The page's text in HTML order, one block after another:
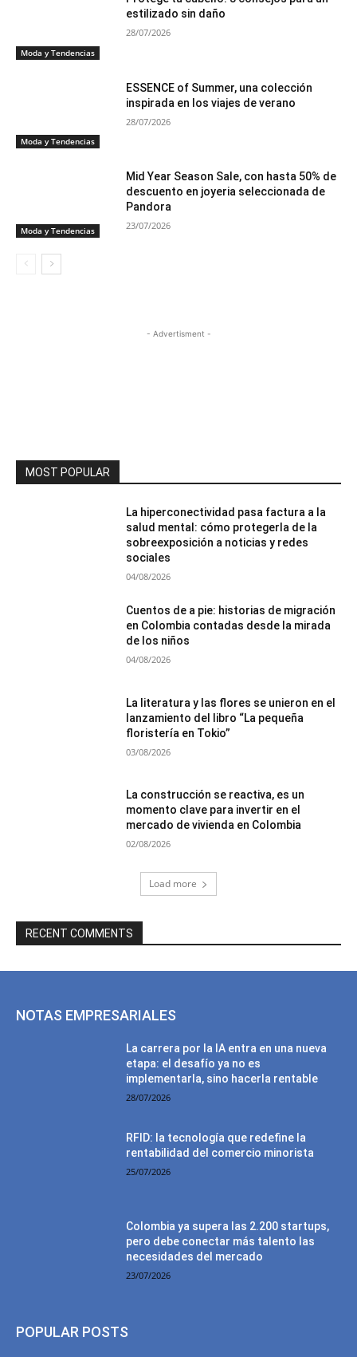
Moda y Tendencias
estilizado sin daño
28/07/2026
Moda y Tendencias
ESSENCE of Summer, una colección
inspirada en los viajes de verano
28/07/2026
Moda y Tendencias
Mid Year Season Sale, con hasta 50% de
descuento en joyeria seleccionada de
Pandora
23/07/2026
- Advertisment -
MOST POPULAR
La hiperconectividad pasa factura a la
salud mental: cómo protegerla de la
sobreexposición a noticias y redes
sociales
04/08/2026
Cuentos de a pie: historias de migración
en Colombia contadas desde la mirada
de los niños
04/08/2026
La literatura y las flores se unieron en el
lanzamiento del libro “La pequeña
floristería en Tokio”
03/08/2026
La construcción se reactiva, es un
momento clave para invertir en el
mercado de vivienda en Colombia
02/08/2026
Load more
RECENT COMMENTS
NOTAS EMPRESARIALES
La carrera por la IA entra en una nueva
etapa: el desafío ya no es
implementarla, sino hacerla rentable
28/07/2026
RFID: la tecnología que redefine la
rentabilidad del comercio minorista
25/07/2026
Colombia ya supera las 2.200 startups,
pero debe conectar más talento las
necesidades del mercado
23/07/2026
POPULAR POSTS